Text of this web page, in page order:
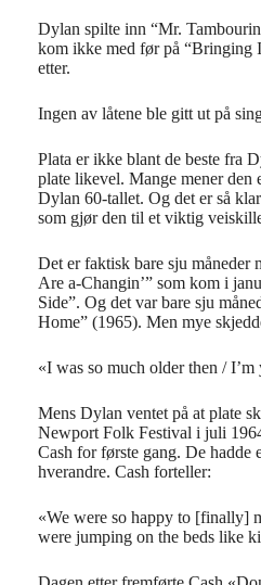
Dylan spilte inn “Mr.
kom ikke med før på “Bringing
etter.
Ingen av låtene ble gitt ut på
Plata er ikke blant de beste fra
plate likevel. Mange mener den
Dylan 60-tallet. Og det er så
som gjør den til et viktig
Det er faktisk bare sju måneder
Are a-Changin’” som kom i
Side”. Og det var bare sju
Home” (1965). Men mye
«I was so much older then /
Mens Dylan ventet på at plate
Newport Folk Festival i juli
Cash for første gang. De hadde
hverandre. Cash forteller:
«We were so happy to [finally]
were jumping on the beds like